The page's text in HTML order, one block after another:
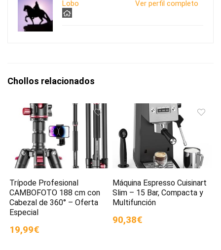
Ver perfil completo
Lobo
Chollos relacionados
Trípode Profesional
CAMBOFOTO 188 cm con
Cabezal de 360° – Oferta
Especial
19,99€
Máquina Espresso Cuisinart
Slim – 15 Bar, Compacta y
Multifunción
90,38€